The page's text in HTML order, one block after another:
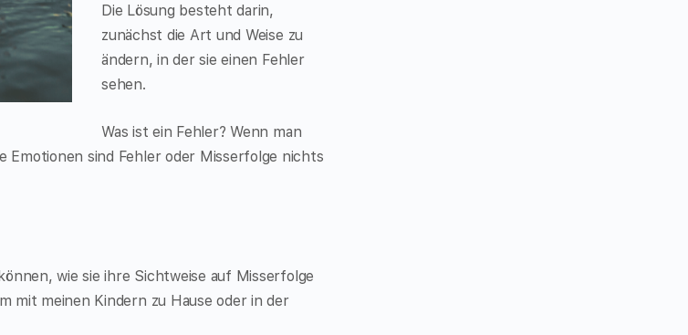
Die Lösung besteht darin,
zunächst die Art und Weise zu
ändern, in der sie einen Fehler
sehen.
Was ist ein Fehler? Wenn man
sind Fehler oder Misserfolge nichts
wie sie ihre Sichtweise auf Misserfolge
mit meinen Kindern zu Hause oder in der